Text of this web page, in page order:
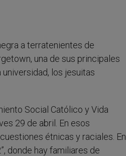
a terratenientes de
una de sus principales
los jesuitas
Social Católico y Vida
29 de abril. En esos
étnicas y raciales. En
donde hay familiares de